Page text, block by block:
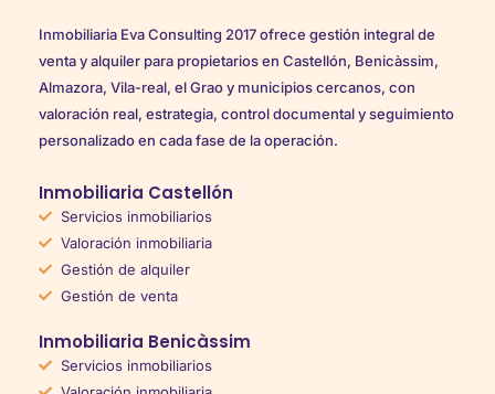
Inmobiliaria Eva Consulting 2017 ofrece gestión integral de
venta y alquiler para propietarios en Castellón, Benicàssim,
Almazora, Vila-real, el Grao y municipios cercanos, con
valoración real, estrategia, control documental y seguimiento
personalizado en cada fase de la operación.
Inmobiliaria Castellón
Servicios inmobiliarios
Valoración inmobiliaria
Gestión de alquiler
Gestión de venta
Inmobiliaria Benicàssim
Servicios inmobiliarios